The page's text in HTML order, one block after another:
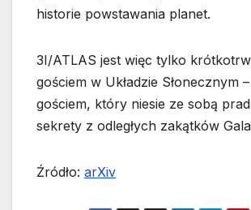
historie powstawania planet.
3I/ATLAS jest więc tylko
gościem w Układzie Słonecznym
gościem, który niesie ze sobą
sekrety z odległych zakątków
Źródło: arXiv